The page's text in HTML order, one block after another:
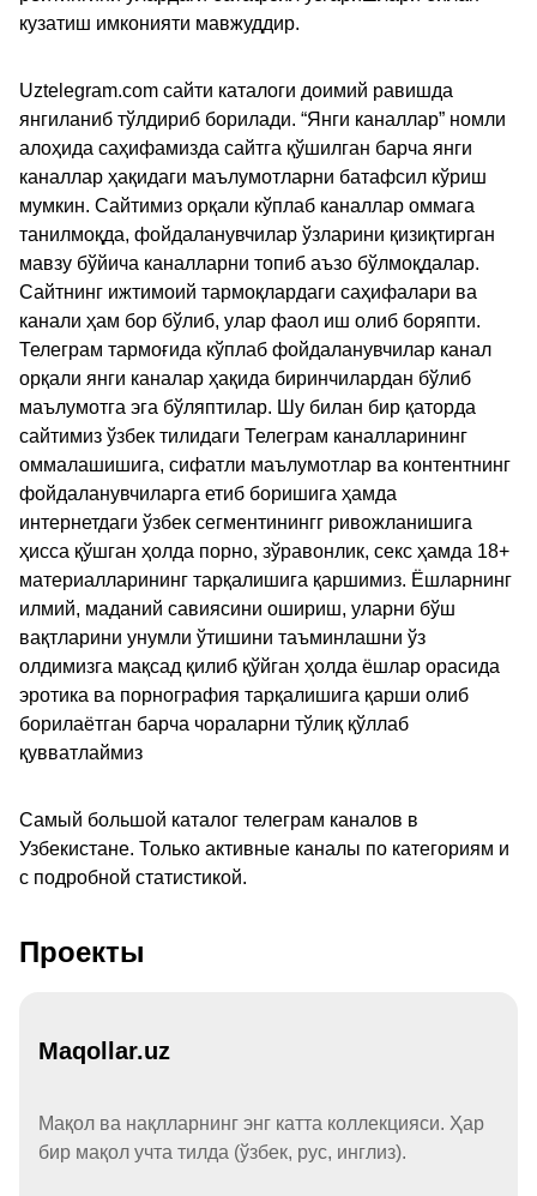
кузатиш имконияти мавжуддир.
Uztelegram.com сайти каталоги доимий равишда
янгиланиб тўлдириб борилади. “Янги каналлар” номли
алоҳида саҳифамизда сайтга қўшилган барча янги
каналлар ҳақидаги маълумотларни батафсил кўриш
мумкин. Сайтимиз орқали кўплаб каналлар оммага
танилмоқда, фойдаланувчилар ўзларини қизиқтирган
мавзу бўйича каналларни топиб аъзо бўлмоқдалар.
Сайтнинг ижтимоий тармоқлардаги саҳифалари ва
канали ҳам бор бўлиб, улар фаол иш олиб боряпти.
Телеграм тармоғида кўплаб фойдаланувчилар канал
орқали янги каналар ҳақида биринчилардан бўлиб
маълумотга эга бўляптилар. Шу билан бир қаторда
сайтимиз ўзбек тилидаги Телеграм каналларининг
оммалашишига, сифатли маълумотлар ва контентнинг
фойдаланувчиларга етиб боришига ҳамда
интернетдаги ўзбек сегментинингг ривожланишига
ҳисса қўшган ҳолда порно, зўравонлик, секс ҳамда 18+
материалларининг тарқалишига қаршимиз. Ёшларнинг
илмий, маданий савиясини ошириш, уларни бўш
вақтларини унумли ўтишини таъминлашни ўз
олдимизга мақсад қилиб қўйган ҳолда ёшлар орасида
эротика ва порнография тарқалишига қарши олиб
борилаётган барча чораларни тўлиқ қўллаб
қувватлаймиз
Самый большой каталог телеграм каналов в
Узбекистане. Только активные каналы по категориям и
с подробной статистикой.
Проекты
Maqollar.uz
Мақол ва нақлларнинг энг катта коллекцияси. Ҳар
бир мақол учта тилда (ўзбек, рус, инглиз).